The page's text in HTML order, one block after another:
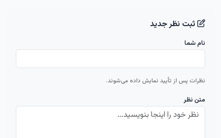
ثبت نظر جدید
نام شما
نظرات پس از تأیید نمایش داده می‌شوند.
متن نظر